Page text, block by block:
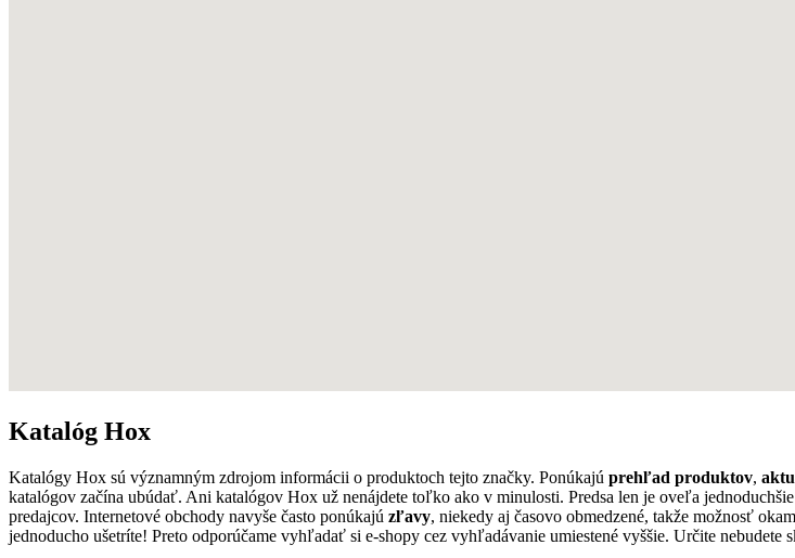
Katalóg Hox
Katalógy Hox sú významným zdrojom informácii o produktoch tejto značky. Ponúkajú prehľad produktov,
katalógov začína ubúdať. Ani katalógov Hox už nenájdete toľko ako v minulosti. Predsa len je oveľa
predajcov. Internetové obchody navyše často ponúkajú zľavy, niekedy aj časovo obmedzené, takže možnosť
jednoducho ušetríte! Preto odporúčame vyhľadať si e-shopy cez vyhľadávanie umiestené vyššie. Určite nebudete